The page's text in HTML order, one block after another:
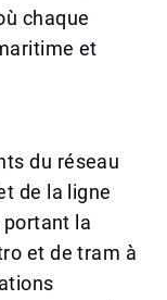
chaque
et
du réseau
de la ligne
portant la
et de tram à